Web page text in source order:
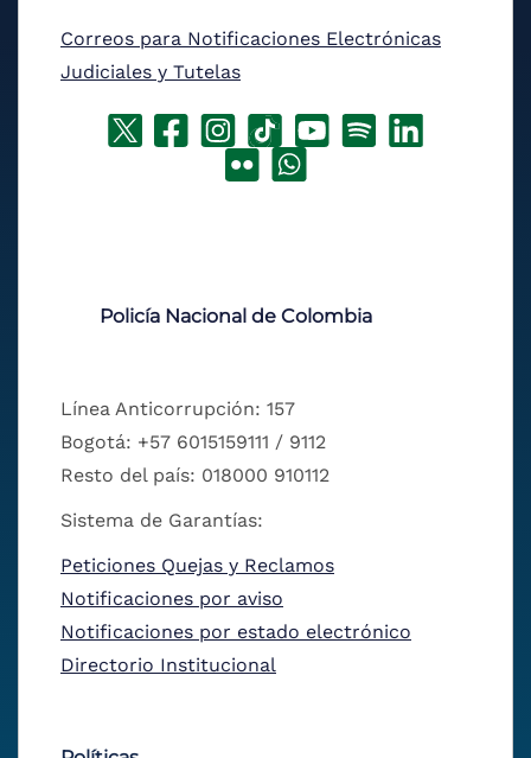
Correos para Notificaciones Electrónicas
Judiciales y Tutelas
Policía Nacional de Colombia
Línea Anticorrupción: 157
Bogotá: +57 6015159111 / 9112
Resto del país: 018000 910112
Sistema de Garantías:
Peticiones Quejas y Reclamos
Notificaciones por aviso
Notificaciones por estado electrónico
Directorio Institucional